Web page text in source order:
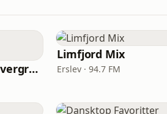
Globus Guld Evergreens
Limfjord Mix
Erslev · 94.7 FM